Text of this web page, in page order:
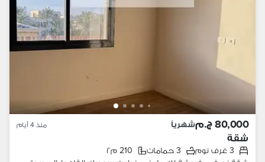
80,000 ج.م شهرياً منذ 4 أيام
شقة
3 غرف نوم 3 حمامات
210 م٢